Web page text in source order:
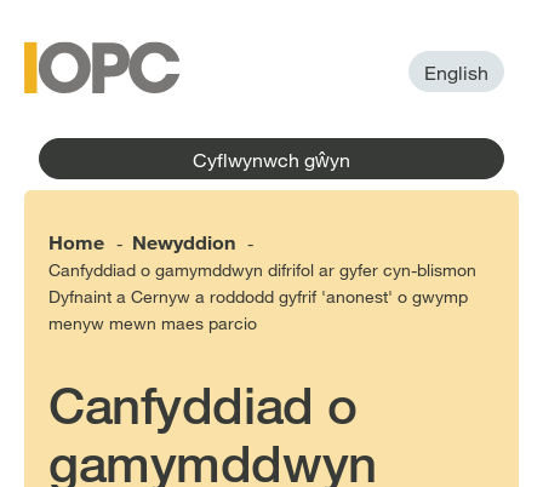
content
menu
Cyflwynwch gŵyn
English
Home - Newyddion -
Canfyddiad o gamymddwyn difrifol ar gyfer cyn-blismon
Dyfnaint a Cernyw a roddodd gyfrif 'anonest' o gwymp
menyw mewn maes parcio
Canfyddiad o
gamymddwyn